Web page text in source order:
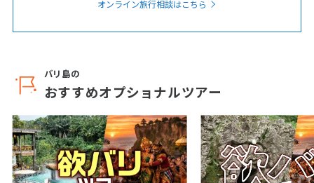
オンライン旅行相談はこちら
バリ島の
おすすめオプショナルツアー